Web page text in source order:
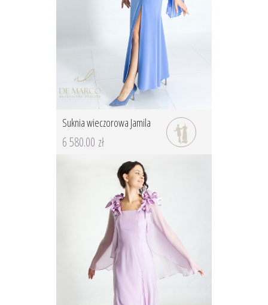
Suknia wieczorowa Jamila
6 580.00 zł